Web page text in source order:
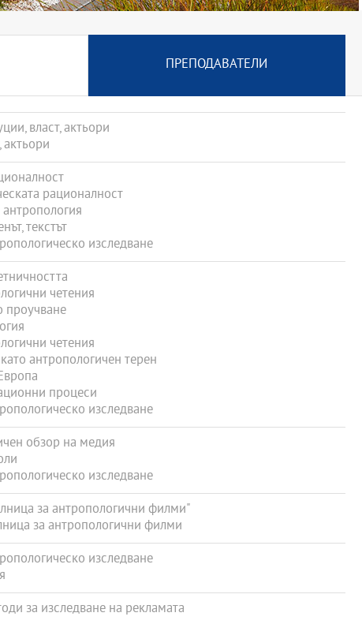
ПРЕПОДАВАТЕЛИ
власт, актьори
актьори
рационалност
текстът
изследване
четения
проучване
четения
антропологичен терен
процеси
изследване
обзор на медия
изследване
за антропологични филми"
за антропологични филми
изследване
за изследване на рекламата